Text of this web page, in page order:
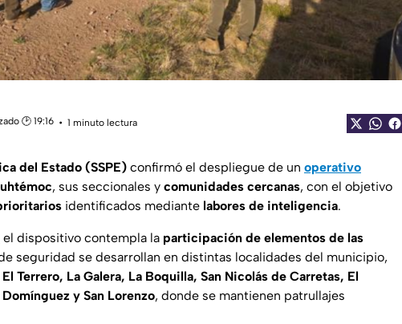
🕑 19:16
1 minuto lectura
del Estado (SSPE) confirmó el despliegue de un operativo
, sus seccionales y comunidades cercanas, con el objetivo
identificados mediante labores de inteligencia.
dispositivo contempla la participación de elementos de las
seguridad se desarrollan en distintas localidades del municipio,
Terrero, La Galera, La Boquilla, San Nicolás de Carretas, El
y San Lorenzo, donde se mantienen patrullajes